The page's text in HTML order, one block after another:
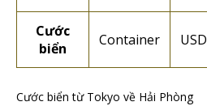
Cước
biển
Container USD
Cước biển từ Tokyo về Hải Phòng